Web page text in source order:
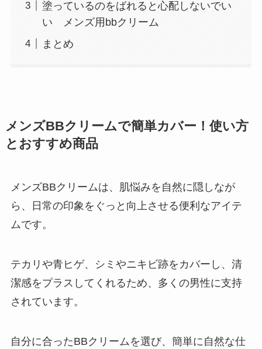
塗っているのをばれると心配しないでい
い メンズ用bbクリーム
まとめ
メンズBBクリームで簡単カバー！使い方
とおすすめ商品
メンズBBクリームは、肌悩みを自然に隠しなが
ら、日常の印象をぐっと向上させる便利なアイテ
ムです。
テカリや青ヒゲ、シミやニキビ跡をカバーし、清
潔感をプラスしてくれるため、多くの男性に支持
されています。
自分に合ったBBクリームを選び、簡単に自然な仕